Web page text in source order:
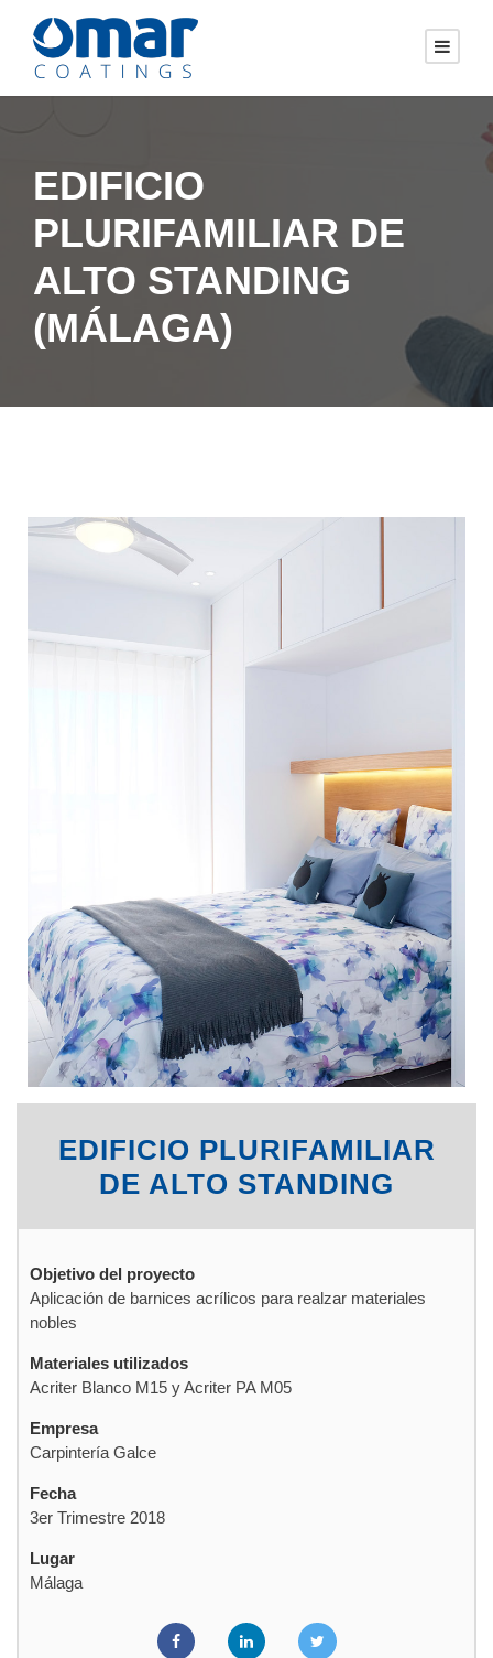
EDIFICIO
PLURIFAMILIAR DE
ALTO STANDING
(MÁLAGA)
EDIFICIO PLURIFAMILIAR
DE ALTO STANDING
Objetivo del proyecto
Aplicación de barnices acrílicos para realzar materiales
nobles
Materiales utilizados
Acriter Blanco M15 y Acriter PA M05
Empresa
Carpintería Galce
Fecha
3er Trimestre 2018
Lugar
Málaga